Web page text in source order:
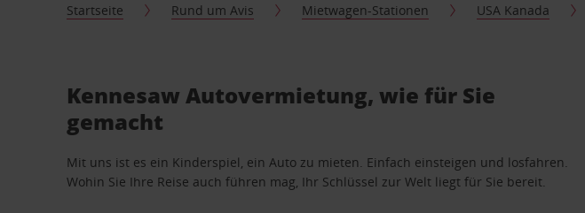
Startseite Rund um Avis Mietwagen-Stationen USA Kanada
Kennesaw Autovermietung, wie für Sie
gemacht
Mit uns ist es ein Kinderspiel, ein Auto zu mieten. Einfach einsteigen und losfahren.
Wohin Sie Ihre Reise auch führen mag, Ihr Schlüssel zur Welt liegt für Sie bereit.